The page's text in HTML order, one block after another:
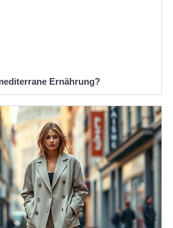
Ernährung?